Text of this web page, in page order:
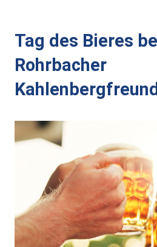
Weihnachtsmarkt
Unser Ort
Über Rohrbach
Ortsverwaltung
Ortsrat
Schiedsmann
Tag des Bieres
Rohrbacher